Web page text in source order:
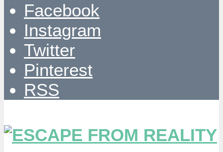
Facebook
Instagram
Twitter
Pinterest
RSS